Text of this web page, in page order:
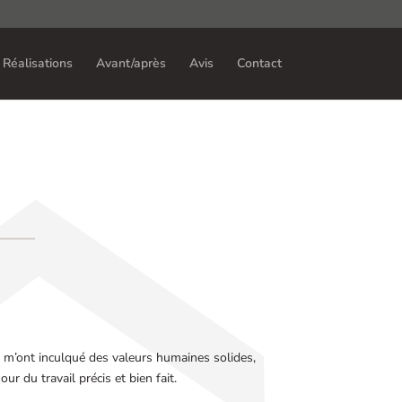
Réalisations Avant/après Avis Contact
inculqué des valeurs humaines solides,
du travail précis et bien fait.